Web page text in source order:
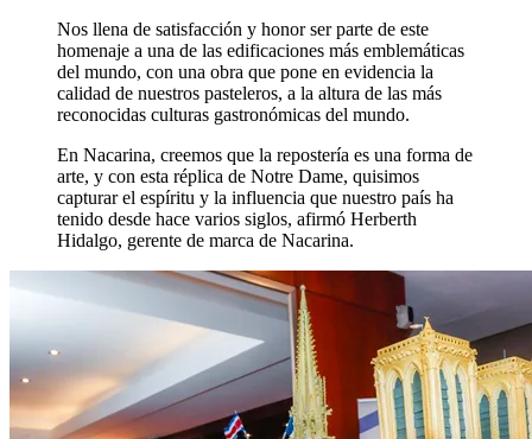
Nos llena de satisfacción y honor ser parte de este
homenaje a una de las edificaciones más emblemáticas
del mundo, con una obra que pone en evidencia la
calidad de nuestros pasteleros, a la altura de las más
reconocidas culturas gastronómicas del mundo.
En Nacarina, creemos que la repostería es una forma de
arte, y con esta réplica de Notre Dame, quisimos
capturar el espíritu y la influencia que nuestro país ha
tenido desde hace varios siglos, afirmó Herberth
Hidalgo, gerente de marca de Nacarina.